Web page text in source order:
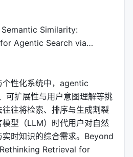
Similarity:
Agentic Search via…
性化系统中，agentic
可扩展性与用户意图理解等挑
往将检索、排序与生成割裂
型（LLM）时代用户对自然
时知识的综合需求。Beyond
Retrieval for